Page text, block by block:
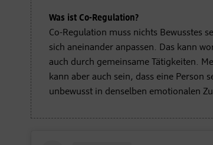
Was ist Co-Regulation?
Co-Regulation muss nichts Bewusstes
sich aneinander anpassen. Das kann
auch durch gemeinsame Tätigkeiten.
kann aber auch sein, dass eine Person
unbewusst in denselben emotionalen